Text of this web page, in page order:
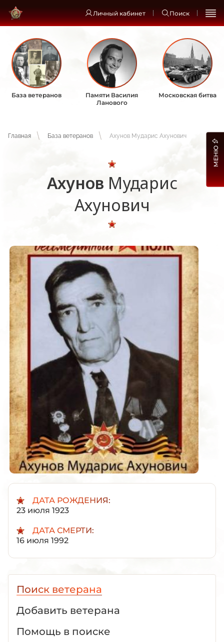
Личный кабинет Поиск
База ветеранов
Памяти Василия
Ланового
Московская битва
Главная База ветеранов Ахунов Мударис Ахунович
Ахунов Мударис
Ахунович
ДАТА РОЖДЕНИЯ:
23 июля 1923
ДАТА СМЕРТИ:
16 июля 1992
Поиск ветерана
Добавить ветерана
Помощь в поиске
МЕНЮ